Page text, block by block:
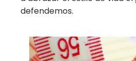
defendemos.